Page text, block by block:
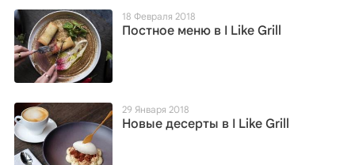
18 Февраля 2018
Постное меню в I Like Grill
29 Января 2018
Новые десерты в I Like Grill